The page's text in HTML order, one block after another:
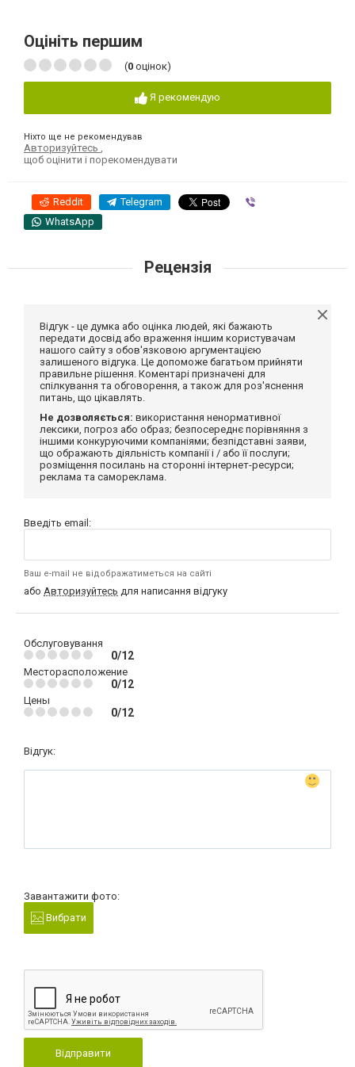
Оцініть першим
(0 оцінок)
Я рекомендую
Ніхто ще не рекомендував
Авторизуйтесь
щоб оцінити і порекомендувати
Reddit Telegram
WhatsApp
Рецензія
Відгук - це думка або оцінка людей, які бажають
передати досвід або враження іншим користувачам
нашого сайту з обов'язковою аргументацією
залишеного відгука. Це допоможе багатьом прийняти
правильне рішення. Коментарі призначені для
спілкування та обговорення, а також для роз'яснення
питань, що цікавлять.
Не дозволяється: використання ненормативної
лексики, погроз або образ; безпосереднє порівняння з
іншими конкуруючими компаніями; безпідставні заяви,
що ображають діяльність компанії і / або її послуги;
розміщення посилань на сторонні інтернет-ресурси;
реклама та самореклама.
Введіть email:
Ваш e-mail не відображатиметься на сайті
або Авторизуйтесь для написання відгуку
Обслуговування
0/12
Месторасположение
0/12
Цены
0/12
Відгук:
Завантажити фото:
Вибрати
Відправити